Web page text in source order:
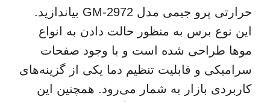
حرارتی پرو جیمی مدل GM-2972 بیاندازید.
این نوع برس به منظور حالت دادن به انواع
موها طراحی شده است و با وجود صفحات
سرامیکی و قابلیت تنظیم دما یکی از گزینه‌های
کاربردی بازار به شمار می‌رود. همچنین این